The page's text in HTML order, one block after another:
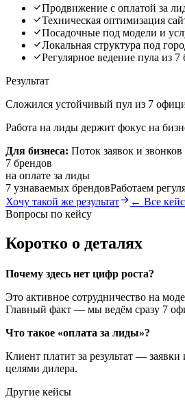
Продвижение с оплатой за
Техническая оптимизация
Посадочные под модели и
Локальная структура под
Регулярное ведение пула из
Результат
Сложился устойчивый пул из 7
Работа на лиды держит фокус на
Для бизнеса: Поток заявок и
7 брендов
на оплате за лиды
7 узнаваемых брендовРаботаем
Хочу такой же результат
← Все
Вопросы по кейсу
Коротко о деталях
Почему здесь нет цифр роста?
Это активное сотрудничество на
Главный факт — мы ведём сразу 7
Что такое «оплата за лиды»?
Клиент платит за результат —
целями дилера.
Другие кейсы